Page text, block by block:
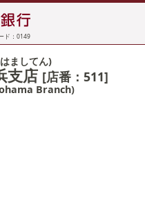
ド：0149
ましてん)
支店 [店番：511]
Branch)